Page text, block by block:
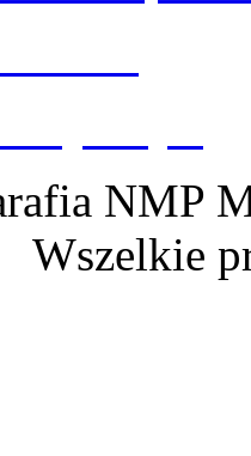
NMP
Wszelkie